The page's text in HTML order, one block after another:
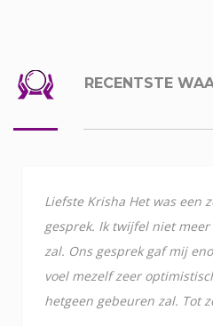
RECENTSTE
Liefste Krisha Het was een
gesprek. Ik twijfel niet
zal. Ons gesprek gaf mij
voel mezelf zeer
hetgeen gebeuren zal. Tot